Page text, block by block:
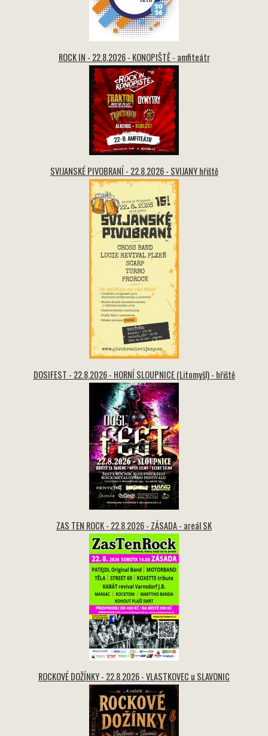
ROCK IN - 22.8.2026 - KONOPIŠTĚ - amfiteátr
SVIJANSKÉ PIVOBRANÍ - 22.8.2026 - SVIJANY hřiště
DOSIFEST - 22.8.2026 - HORNÍ SLOUPNICE (Litomyšl) - hřiště
ZAS TEN ROCK - 22.8.2026 - ZÁSADA - areál SK
ROCKOVÉ DOŽÍNKY - 22.8.2026 - VLASTKOVEC u SLAVONIC